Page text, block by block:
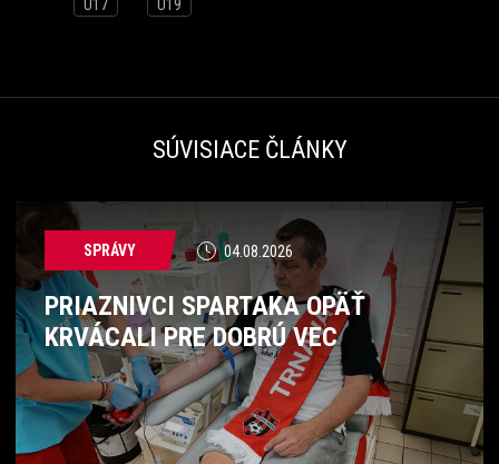
U17 U19
SÚVISIACE ČLÁNKY
SPRÁVY 04.08.2026
PRIAZNIVCI SPARTAKA OPÄŤ
KRVÁCALI PRE DOBRÚ VEC